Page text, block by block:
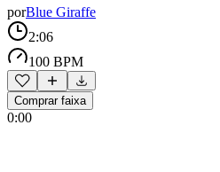
porBlue Giraffe
2:06
100 BPM
Comprar faixa
0:00